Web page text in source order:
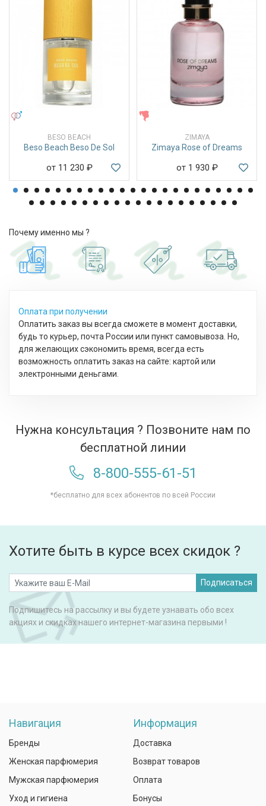
BESO BEACH
Beso Beach Beso De Sol
от 11 230 ₽
ZIMAYA
Zimaya Rose of Dreams
от 1 930 ₽
Почему именно мы ?
Оплата при получении
Оплатить заказ вы всегда сможете в момент доставки,
будь то курьер, почта России или пункт самовывоза. Но,
для желающих сэкономить время, всегда есть
возможность оплатить заказ на сайте: картой или
электронными деньгами.
Нужна консультация ? Позвоните нам по
бесплатной линии
8-800-555-61-51
*бесплатно для всех абонентов по всей России
Хотите быть в курсе всех скидок ?
Подписаться
Подпишитесь на рассылку и вы будете узнавать обо всех
акциях и скидках нашего интернет-магазина первыми !
Навигация
Бренды
Женская парфюмерия
Мужская парфюмерия
Уход и гигиена
Информация
Доставка
Возврат товаров
Оплата
Бонусы